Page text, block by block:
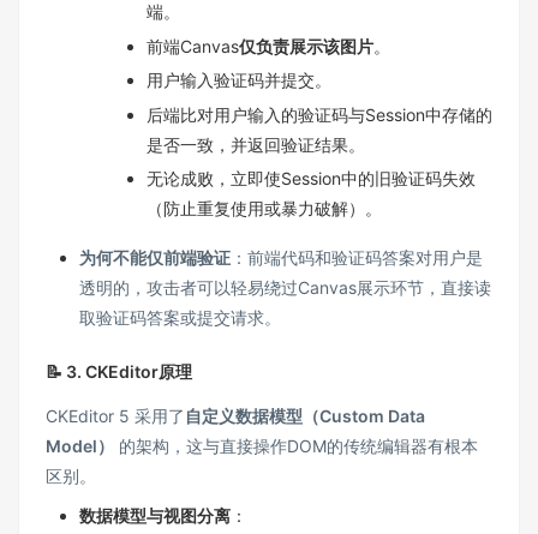
端。
前端Canvas仅负责展示该图片。
用户输入验证码并提交。
后端比对用户输入的验证码与Session中存储的
是否一致，并返回验证结果。
无论成败，立即使Session中的旧验证码失效
（防止重复使用或暴力破解）。
为何不能仅前端验证 ：前端代码和验证码答案对用户是
透明的，攻击者可以轻易绕过Canvas展示环节，直接读
取验证码答案或提交请求。
📝 3. CKEditor原理
CKEditor 5 采用了 自定义数据模型（Custom Data
Model）
的架构，这与直接操作DOM的传统编辑器有根本
区别。
数据模型与视图分离 ：